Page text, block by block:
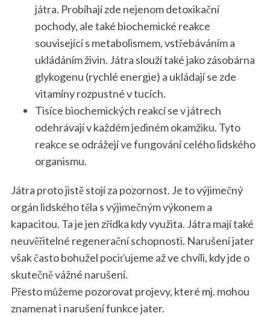
játra. Probíhají zde nejenom detoxikační
pochody, ale také biochemické reakce
související s metabolismem, vstřebáváním a
ukládáním živin. Játra slouží také jako zásobárna
glykogenu (rychlé energie) a ukládají se zde
vitamíny rozpustné v tucích.
Tisíce biochemických reakcí se v játrech
odehrávají v každém jediném okamžiku. Tyto
reakce se odrážejí ve fungování celého lidského
organismu.
Játra proto jistě stojí za pozornost. Je to výjimečný
orgán lidského těla s výjimečným výkonem a
kapacitou. Ta je jen zřídka kdy využita. Játra mají také
neuvěřitelné regenerační schopnosti. Narušení jater
však často bohužel pociťujeme až ve chvíli, kdy jde o
skutečně vážné narušení.
Přesto můžeme pozorovat projevy, které mj. mohou
znamenat i narušení funkce jater.